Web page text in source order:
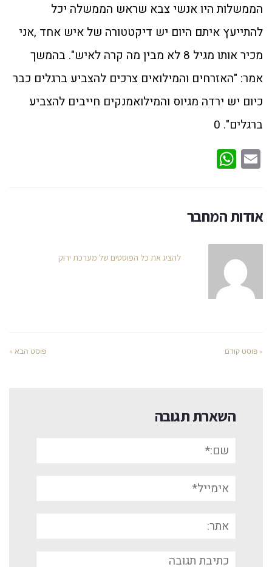
הממשלות היו אנשי צבא שראש הממשלה יכל
להתייעץ איתם היום יש דיקטטורה של איש אחד ,אני
מכיר אותו מגיל 8 לא מבין מה קרה לאיש". בהמשך
אמר: "האזרחים והמילואים צרכים להצביע ברגלים כבר
כיום יש ירדה מגיוס והמילואמנקים חייבים להצביע
ברגלים". 0
Email
אודות המחבר
להציג את כל הפוסטים של מערכת ירוק
« פוסט קודם פוסט הבא »
השארת תגובה
אימייל*
תגובה